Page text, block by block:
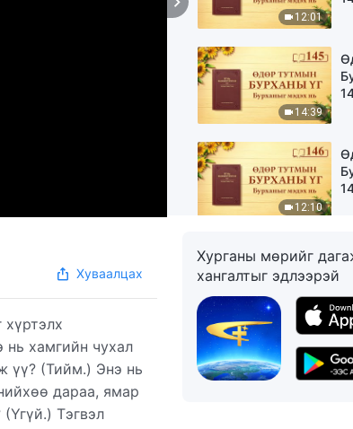
12:01
14:39
12:10
12:00
Хуваалцах
нь хамгийн чухал
үү? (Тийм.) Энэ нь
дараа, ямар
Тэгвэл
Хурганы мөрийг
хангалтыг эдлээрэй